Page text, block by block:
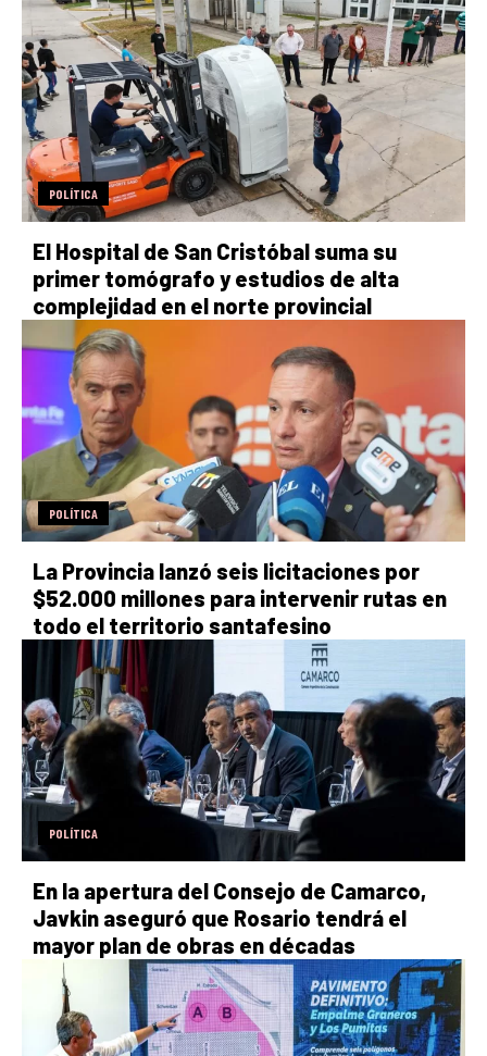
POLÍTICA
El Hospital de San Cristóbal suma su
primer tomógrafo y estudios de alta
complejidad en el norte provincial
POLÍTICA
La Provincia lanzó seis licitaciones por
$52.000 millones para intervenir rutas en
todo el territorio santafesino
POLÍTICA
En la apertura del Consejo de Camarco,
Javkin aseguró que Rosario tendrá el
mayor plan de obras en décadas